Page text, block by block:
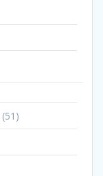
51 51
producten